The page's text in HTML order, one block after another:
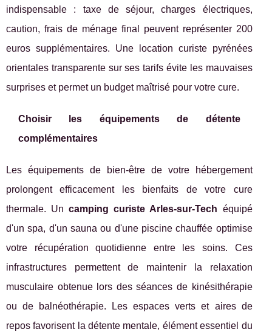
indispensable : taxe de séjour, charges électriques,
caution, frais de ménage final peuvent représenter 200
euros supplémentaires. Une location curiste pyrénées
orientales transparente sur ses tarifs évite les mauvaises
surprises et permet un budget maîtrisé pour votre cure.
Choisir les équipements de détente
complémentaires
Les équipements de bien-être de votre hébergement
prolongent efficacement les bienfaits de votre cure
thermale. Uncamping curiste Arles-sur-Tech équipé
d'un spa, d'un sauna ou d'une piscine chauffée optimise
votre récupération quotidienne entre les soins. Ces
infrastructures permettent de maintenir la relaxation
musculaire obtenue lors des séances de kinésithérapie
ou de balnéothérapie. Les espaces verts et aires de
repos favorisent la détente mentale, élément essentiel du